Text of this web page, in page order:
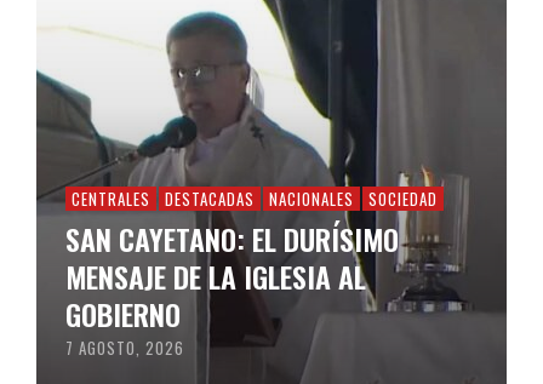
CENTRALES DESTACADAS NACIONALES SOCIEDAD
SAN CAYETANO: EL DURÍSIMO
MENSAJE DE LA IGLESIA AL
GOBIERNO
7 AGOSTO, 2026